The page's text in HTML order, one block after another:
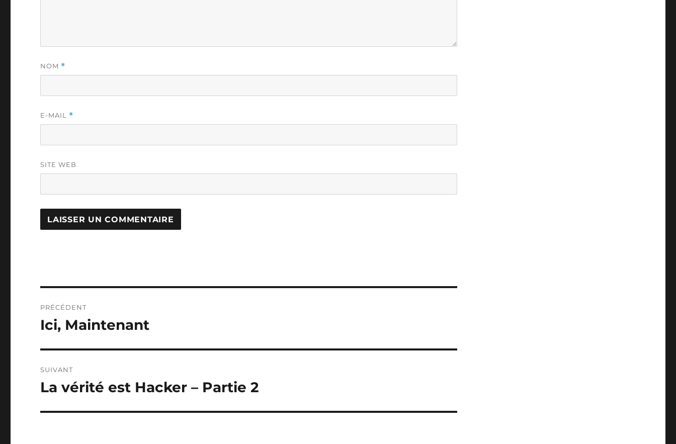
NOM *
E-MAIL *
SITE WEB
de
PRÉCÉDENT
Publication
Ici, Maintenant
SUIVANT
Publication
La vérité est Hacker – Partie 2